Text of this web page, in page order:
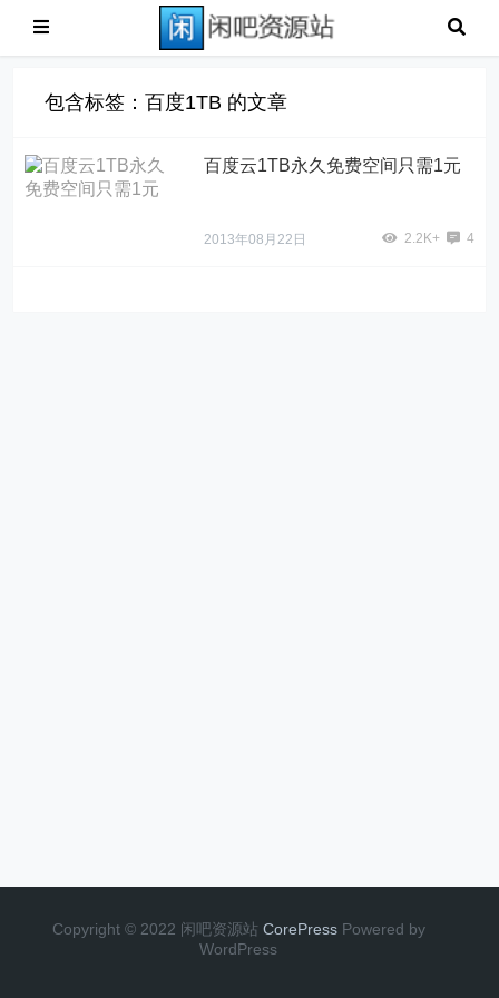
包含标签：百度1TB 的文章
百度云1TB永久免费空间只需1元
2013年08月22日 2.2K+ 4
Copyright © 2022 闲吧资源站 CorePress Powered by
WordPress